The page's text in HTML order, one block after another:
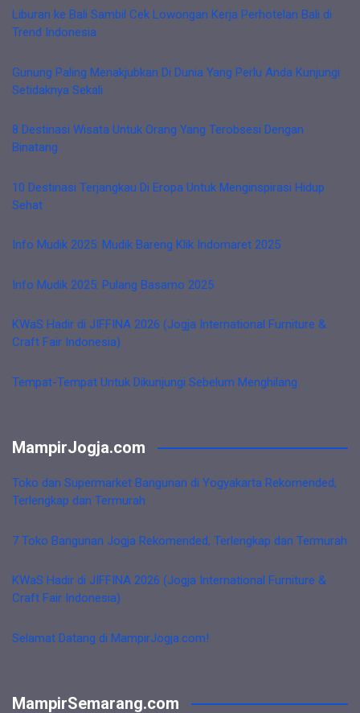
Liburan ke Bali Sambil Cek Lowongan Kerja Perhotelan Bali di
Trend Indonesia
Gunung Paling Menakjubkan Di Dunia Yang Perlu Anda Kunjungi
Setidaknya Sekali
8 Destinasi Wisata Untuk Orang Yang Terobsesi Dengan
Binatang
10 Destinasi Terjangkau Di Eropa Untuk Menginspirasi Hidup
Sehat
Info Mudik 2025: Mudik Bareng Klik Indomaret 2025
Info Mudik 2025: Pulang Basamo 2025
KWaS Hadir di JIFFINA 2026 (Jogja International Furniture &
Craft Fair Indonesia)
Tempat-Tempat Untuk Dikunjungi Sebelum Menghilang
MampirJogja.com
Toko dan Supermarket Bangunan di Yogyakarta Rekomended,
Terlengkap dan Termurah
7 Toko Bangunan Jogja Rekomended, Terlengkap dan Termurah
KWaS Hadir di JIFFINA 2026 (Jogja International Furniture &
Craft Fair Indonesia)
Selamat Datang di MampirJogja.com!
MampirSemarang.com